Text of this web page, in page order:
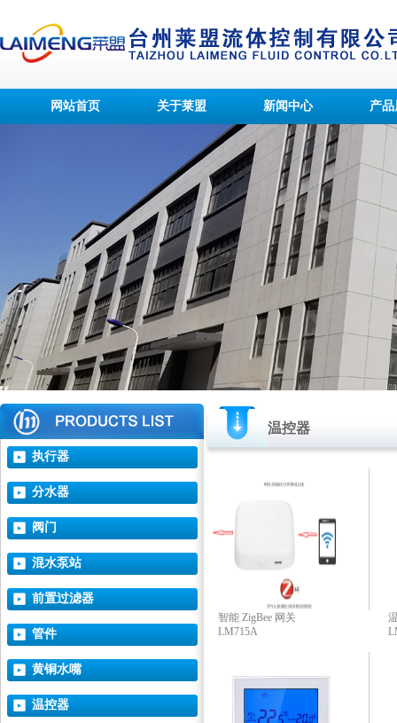
网站首页 关于莱盟 新闻中心 产
执行器
分水器
阀门
混水泵站
前置过滤器
管件
黄铜水嘴
温控器
温控器
智能 ZigBee 网关
LM715A